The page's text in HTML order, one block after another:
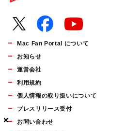
×
×
×
Mac Fan Portal について
お知らせ
運営会社
利用規約
個人情報の取り扱いについて
プレスリリース受付
お問い合わせ